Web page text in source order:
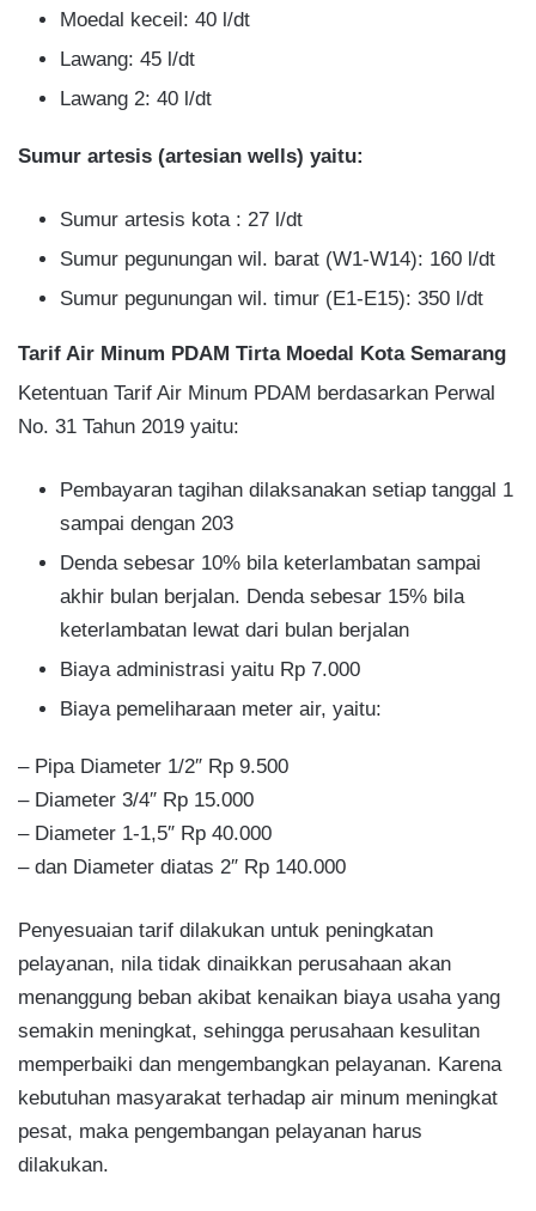
Moedal keceil: 40 l/dt
Lawang: 45 l/dt
Lawang 2: 40 l/dt
Sumur artesis (artesian wells) yaitu:
Sumur artesis kota : 27 l/dt
Sumur pegunungan wil. barat (W1-W14): 160 l/dt
Sumur pegunungan wil. timur (E1-E15): 350 l/dt
Tarif Air Minum PDAM Tirta Moedal Kota Semarang
Ketentuan Tarif Air Minum PDAM berdasarkan Perwal
No. 31 Tahun 2019 yaitu:
Pembayaran tagihan dilaksanakan setiap tanggal 1
sampai dengan 203
Denda sebesar 10% bila keterlambatan sampai
akhir bulan berjalan. Denda sebesar 15% bila
keterlambatan lewat dari bulan berjalan
Biaya administrasi yaitu Rp 7.000
Biaya pemeliharaan meter air, yaitu:
– Pipa Diameter 1/2″ Rp 9.500
– Diameter 3/4″ Rp 15.000
– Diameter 1-1,5″ Rp 40.000
– dan Diameter diatas 2″ Rp 140.000
Penyesuaian tarif dilakukan untuk peningkatan
pelayanan, nila tidak dinaikkan perusahaan akan
menanggung beban akibat kenaikan biaya usaha yang
semakin meningkat, sehingga perusahaan kesulitan
memperbaiki dan mengembangkan pelayanan. Karena
kebutuhan masyarakat terhadap air minum meningkat
pesat, maka pengembangan pelayanan harus
dilakukan.